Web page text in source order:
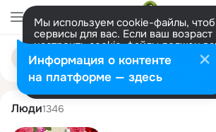
Мы используем cookie-файлы,
сервисы для вас. Если ваш возраст
настроить cookie-файлы должен
представитель. Больше
Разрешить все Настроить
Поиск
людям
elena koscheeva
Люди1346
Информация о контенте
на платформе — здесь